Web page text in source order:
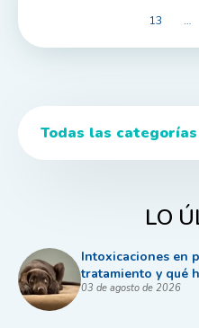
13 …
Todas las categorías
LO
Intoxicaciones en
tratamiento y qué
03 de agosto de 2026